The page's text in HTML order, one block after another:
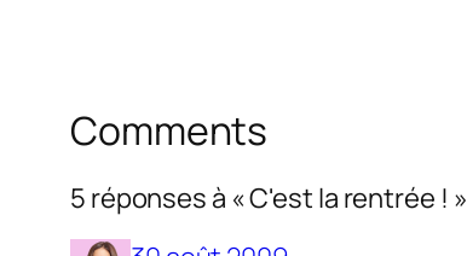
Comments
5 réponses à « C'est la rentrée ! »